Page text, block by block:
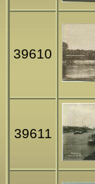
39610
39611